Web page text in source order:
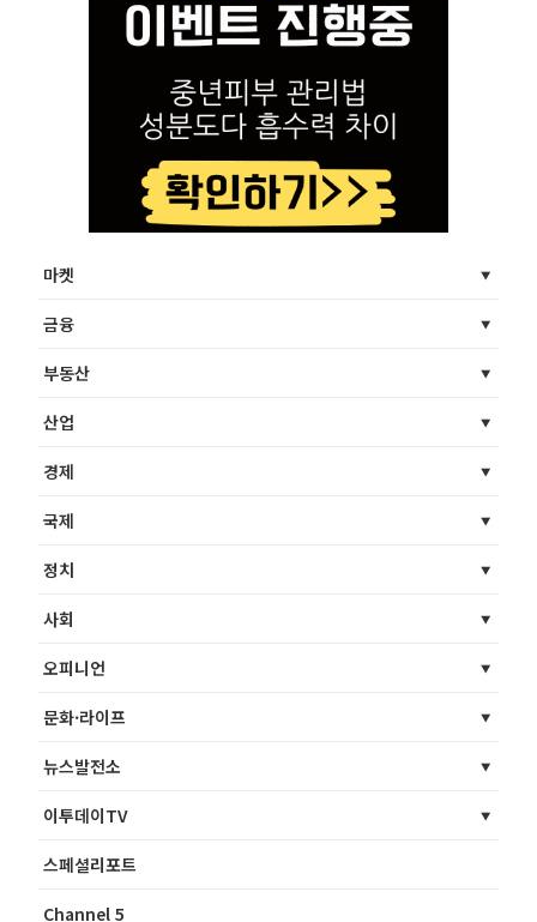
마켓
금융
부동산
산업
경제
국제
정치
사회
오피니언
문화·라이프
뉴스발전소
이투데이TV
스페셜리포트
Channel 5